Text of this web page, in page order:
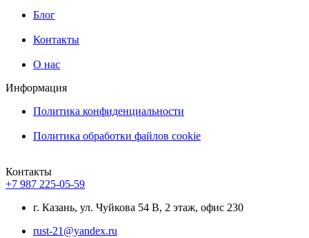
Блог
Контакты
О нас
Информация
Политика конфиденциальности
Политика обработки файлов cookie
Контакты
+7 987 225-05-59
г. Казань, ул. Чуйкова 54 В, 2 этаж, офис 230
rust-21@yandex.ru